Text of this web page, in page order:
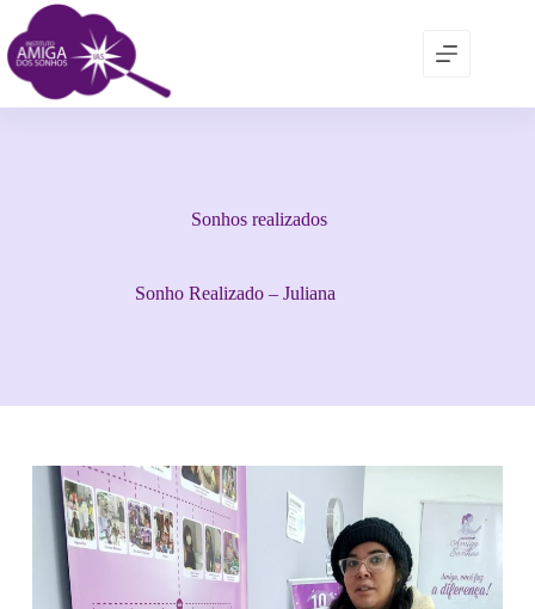
Sonhos realizados
Sonho Realizado – Juliana